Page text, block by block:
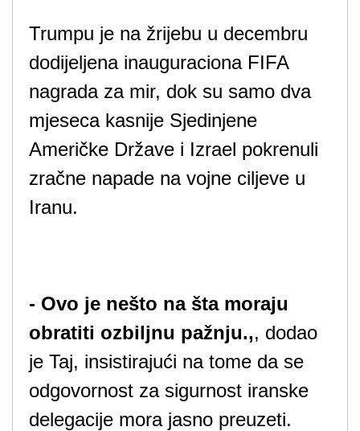
Trumpu je na žrijebu u decembru
dodijeljena inauguraciona FIFA
nagrada za mir, dok su samo dva
mjeseca kasnije Sjedinjene
Američke Države i Izrael pokrenuli
zračne napade na vojne ciljeve u
Iranu.
- Ovo je nešto na šta moraju
obratiti ozbiljnu pažnju.,, dodao
je Taj, insistirajući na tome da se
odgovornost za sigurnost iranske
delegacije mora jasno preuzeti.